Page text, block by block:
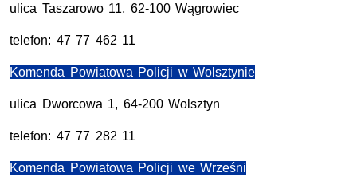
ulica Taszarowo 11, 62-100 Wągrowiec
telefon: 47 77 462 11
Komenda Powiatowa Policji w Wolsztynie
ulica Dworcowa 1, 64-200 Wolsztyn
telefon: 47 77 282 11
Komenda Powiatowa Policji we Wrześni